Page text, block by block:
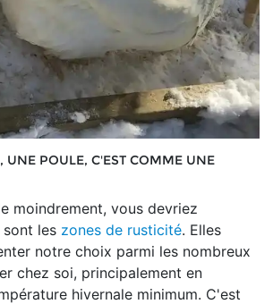
UNE POULE, C'EST COMME UNE
moindrement, vous devriez
les zones de rusticité. Elles
notre choix parmi les nombreux
chez soi, principalement en
hivernale minimum. C'est